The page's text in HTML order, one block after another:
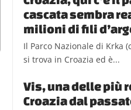
cascata sembra
milioni di fili
Il Parco Nazionale di Krka
si trova in Croazia ed è...
Vis, una delle più
Croazia dal